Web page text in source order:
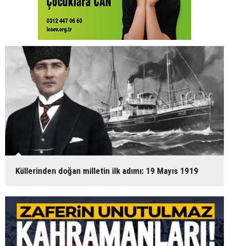
Küllerinden doğan milletin ilk adımı: 19 Mayıs 1919